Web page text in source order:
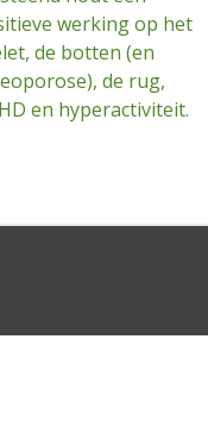
werking op het
de botten (en
de rug,
en hyperactiviteit.